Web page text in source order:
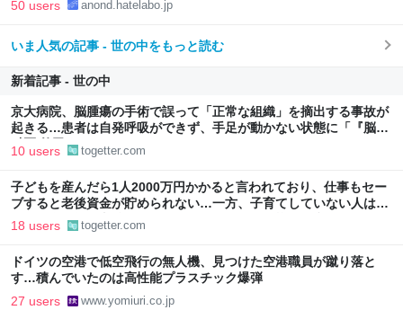
50 users anond.hatelabo.jp
いま人気の記事 - 世の中をもっと読む
新着記事 - 世の中
京大病院、脳腫瘍の手術で誤って「正常な組織」を摘出する事故が
起きる…患者は自発呼吸ができず、手足が動かない状態に「『脳外
科医 竹田くん』かよ」
10 users togetter.com
子どもを産んだら1人2000万円かかると言われており、仕事もセー
ブすると老後資金が貯められない…一方、子育てしていない人は潤
沢な資金で悠々老後だと歪んでいるのでは？→様々な意見
18 users togetter.com
ドイツの空港で低空飛行の無人機、見つけた空港職員が蹴り落と
す…積んでいたのは高性能プラスチック爆弾
27 users www.yomiuri.co.jp